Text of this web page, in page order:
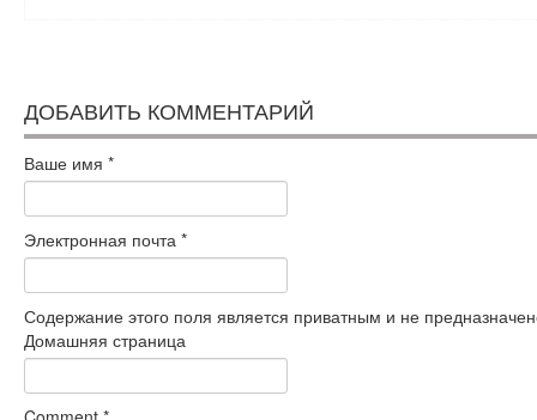
ДОБАВИТЬ КОММЕНТАРИЙ
Ваше имя *
Электронная почта *
Содержание этого поля является приватным и не
Домашняя страница